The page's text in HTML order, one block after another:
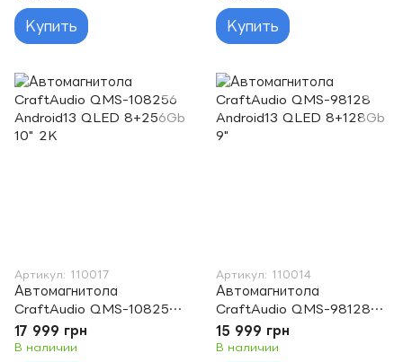
Купить Купить
Артикул: 110017
Автомагнитола
CraftAudio QMS-108256
Android13 QLED 8+256Gb
10" 2K
17 999 грн
В наличии
Артикул: 110014
Автомагнитола
CraftAudio QMS-98128
Android13 QLED 8+128Gb
9"
15 999 грн
В наличии